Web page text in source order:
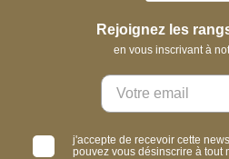
Rejoignez les
en vous inscrivant à
j'accepte de recevoir cette
pouvez vous désinscrire à tout